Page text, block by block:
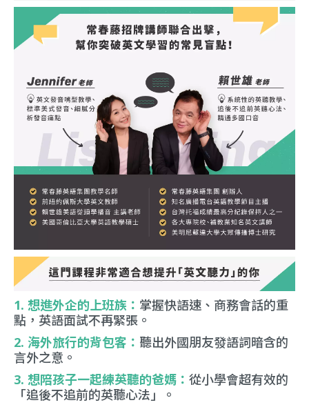
1. 想進外企的上班族： 掌握快語速、商務會話的重
點，英語面試不再緊張。
2. 海外旅行的背包客： 聽出外國朋友發語詞暗含的
言外之意。
3. 想陪孩子一起練英聽的爸媽： 從小學會超有效的
「追後不追前的英聽心法」。